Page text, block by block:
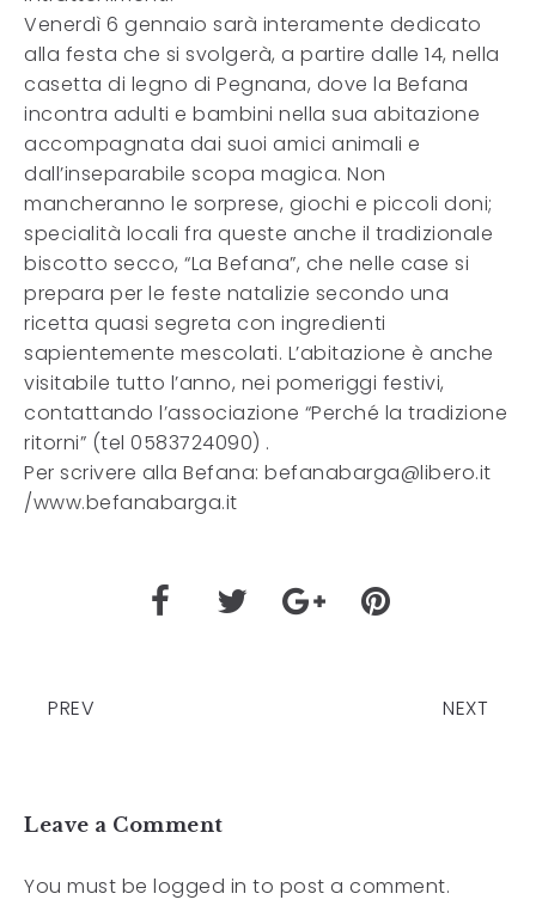
Venerdì 6 gennaio sarà interamente dedicato
alla festa che si svolgerà, a partire dalle 14, nella
casetta di legno di Pegnana, dove la Befana
incontra adulti e bambini nella sua abitazione
accompagnata dai suoi amici animali e
dall’inseparabile scopa magica. Non
mancheranno le sorprese, giochi e piccoli doni;
specialità locali fra queste anche il tradizionale
biscotto secco, “La Befana”, che nelle case si
prepara per le feste natalizie secondo una
ricetta quasi segreta con ingredienti
sapientemente mescolati. L’abitazione è anche
visitabile tutto l’anno, nei pomeriggi festivi,
contattando l’associazione “Perché la tradizione
ritorni” (tel 0583724090) .
Per scrivere alla Befana: befanabarga@libero.it
/www.befanabarga.it
PREV NEXT
Leave a Comment
You must be logged in to post a comment.